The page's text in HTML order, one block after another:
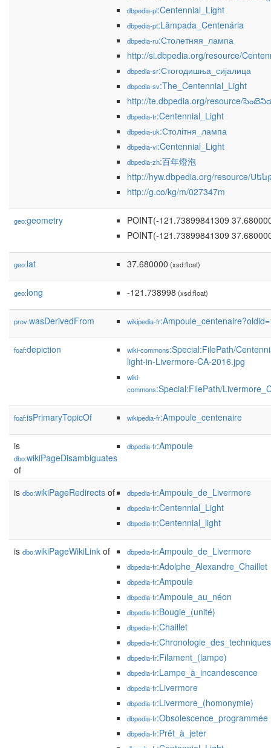
dbpedia-pl:Centennial_Light
dbpedia-pt:Lâmpada_Centenária
dbpedia-ru:Столетняя_лампа
http://si.dbpedia.org/resource/
dbpedia-sr:Стогодишња_сијалица
dbpedia-sv:The_Centennial_Light
http://te.dbpedia.org/resource/
dbpedia-tr:Centennial_Light
dbpedia-uk:Столітня_лампа
dbpedia-vi:Centennial_Light
dbpedia-zh:百年燈泡
http://hyw.dbpedia.org/resource/
http://g.co/kg/m/027347m
geo:geometry
POINT(-121.73899841309
POINT(-121.73899841309
geo:lat 37.680000 (xsd:float)
geo:long -121.738998 (xsd:float)
prov:wasDerivedFrom wikipedia-fr
foaf:depiction wiki-commons:Special:FilePath/
light-in-Livermore-CA-2016.jpg
wiki-
commons:Special:FilePath/
foaf:isPrimaryTopicOf wikipedia-fr:Ampoule_centenaire
is
dbo:wikiPageDisambiguates
of
dbpedia-fr:Ampoule
is dbo:wikiPageRedirects of dbpedia-fr:Ampoule_de_Livermore
dbpedia-fr:Centennial_Light
dbpedia-fr:Centennial_light
is dbo:wikiPageWikiLink of dbpedia-fr:Ampoule_de_Livermore
dbpedia-fr:Adolphe_Alexandre_Chaillet
dbpedia-fr:Ampoule
dbpedia-fr:Ampoule_au_néon
dbpedia-fr:Bougie_(unité)
dbpedia-fr:Chaillet
dbpedia-fr
dbpedia-fr:Filament_(lampe)
dbpedia-fr:Lampe_à_incandescence
dbpedia-fr:Livermore
dbpedia-fr:Livermore_(homonymie)
dbpedia-fr:Obsolescence_programmée
dbpedia-fr:Prêt_à_jeter